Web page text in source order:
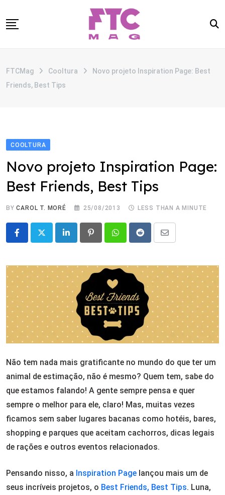
to
CATEGORIAS
FTCMag Cooltura
Novo projeto Inspiration Page: Best
Friends, Best Tips
COOLTURA
Novo projeto Inspiration Page:
Best Friends, Best Tips
BYCAROL T. MORÉ 25/08/2013 LESS THAN A MINUTE
LinkedIn PinterestWhatsappRedditShare
Email
Não tem nada mais gratificante no mundo do que ter um
animal de estimação, não é mesmo? Quem tem, sabe do
que estamos falando! A gente sempre pensa e quer
sempre o melhor para ele, claro! Mas, muitas vezes
ficamos sem saber lugares bacanas como hotéis, bares,
shopping e parques que aceitam cachorros, dicas legais
de rações e outros eventos relacionados.
Pensando nisso, a Inspiration Page lançou mais um de
seus incríveis projetos, o Best Friends, Best Tips. Luna,